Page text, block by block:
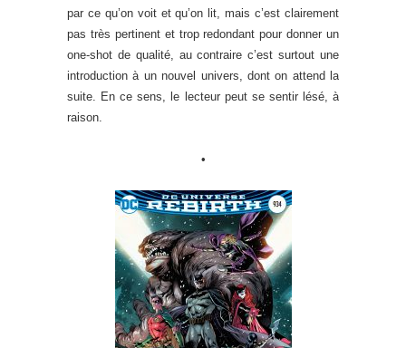
par ce qu’on voit et qu’on lit, mais c’est clairement
pas très pertinent et trop redondant pour donner un
one-shot de qualité, au contraire c’est surtout une
introduction à un nouvel univers, dont on attend la
suite. En ce sens, le lecteur peut se sentir lésé, à
raison.
•